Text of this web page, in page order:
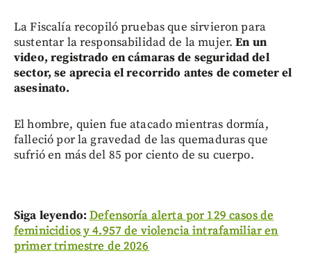
La Fiscalía recopiló pruebas que sirvieron para
sustentar la responsabilidad de la mujer.En un
video, registrado en cámaras de seguridad del
sector, se aprecia el recorrido antes de cometer el
asesinato.
El hombre, quien fue atacado mientras dormía,
falleció por la gravedad de las quemaduras que
sufrió en más del 85 por ciento de su cuerpo.
Siga leyendo:Defensoría alerta por 129 casos de
feminicidios y 4.957 de violencia intrafamiliar en
primer trimestre de 2026